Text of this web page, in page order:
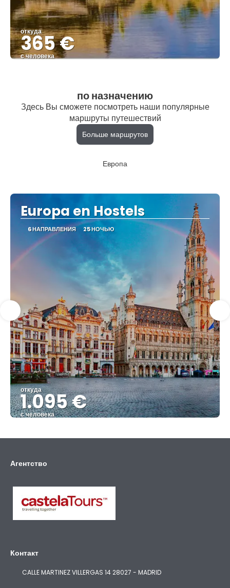
откуда
365 €
с человека
по назначению
Здесь Вы сможете посмотреть наши популярные
маршруты путешествий
Больше маршрутов
Европа
Europa en Hostels
6 НАПРАВЛЕНИЯ 25 НОЧЬЮ
откуда
1.095 €
с человека
Агентство
Контакт
CALLE MARTINEZ VILLERGAS 14 28027 - MADRID